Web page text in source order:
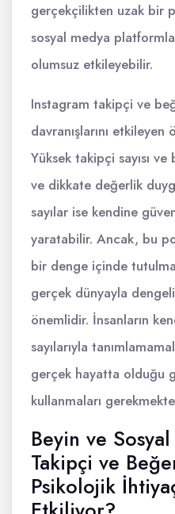
gerçekçilikten uzak bir
sosyal medya
olumsuz etkileyebilir.
Instagram takipçi ve
davranışlarını
Yüksek takipçi sayısı
ve dikkate değerlik
sayılar ise kendine
yaratabilir. Ancak, bu
bir denge içinde
gerçek dünyayla
önemlidir. İnsanların
sayılarıyla
gerçek hayatta olduğu
kullanmaları
Beyin ve
Takipçi ve
Psikolojik